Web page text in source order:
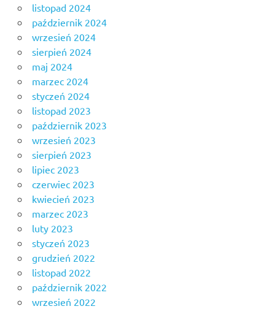
listopad 2024
październik 2024
wrzesień 2024
sierpień 2024
maj 2024
marzec 2024
styczeń 2024
listopad 2023
październik 2023
wrzesień 2023
sierpień 2023
lipiec 2023
czerwiec 2023
kwiecień 2023
marzec 2023
luty 2023
styczeń 2023
grudzień 2022
listopad 2022
październik 2022
wrzesień 2022